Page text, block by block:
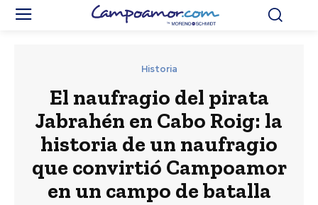
Historia
El naufragio del pirata
Jabrahén en Cabo Roig: la
historia de un naufragio
que convirtió Campoamor
en un campo de batalla